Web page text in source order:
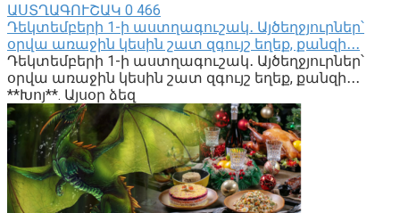
ԱՍՏՂԱԳՈՒՇԱԿ 0 466
Դեկտեմբերի 1-ի աստղագուշակ․ Այծեղջյուրներ՝
օրվա առաջին կեսին շատ զգույշ եղեք, քանզի․․․
Դեկտեմբերի 1-ի աստղագուշակ․ Այծեղջյուրներ՝
օրվա առաջին կեսին շատ զգույշ եղեք, քանզի․․․
**Խոյ**. Այսօր ձեզ